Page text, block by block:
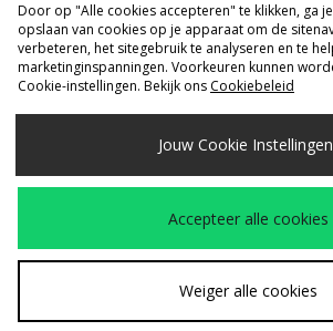
Verzenden Naar
Nederland
Wij accepteren de volgende
Bezoek onze bedrijfspagina
Door op "Alle cookies accepteren" te klikken, ga
opslaan van cookies op je apparaat om de
verbeteren, het sitegebruik te analyseren en te
marketinginspanningen. Voorkeuren kunnen
Cookie-instellingen. Bekijk ons Cookiebeleid
Jouw Cookie Instellingen
Accepteer alle cookies
Weiger alle cookies